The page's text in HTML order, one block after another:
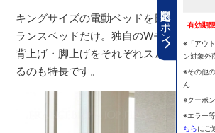
期間限定クーポン 有効期
※「アウ
ン対象外
※その他
ん
※クーポ
※エラー
ちらにご
キングサイズの電動ベッドを日本製で展
ランスベッドだけ。独自のWモーターシ
背上げ・脚上げをそれぞれスムーズかつ
るのも特長です。